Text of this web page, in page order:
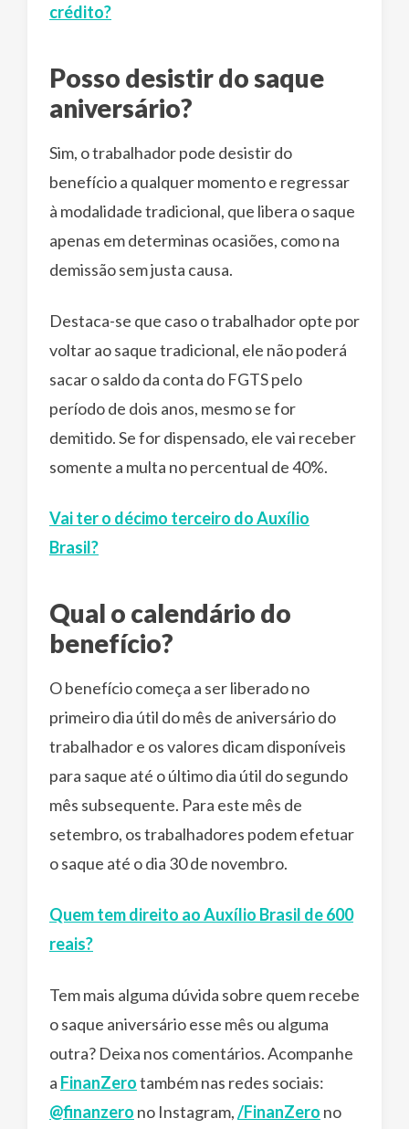
crédito?
Posso desistir do saque
aniversário?
Sim, o trabalhador pode desistir do
benefício a qualquer momento e regressar
à modalidade tradicional, que libera o saque
apenas em determinas ocasiões, como na
demissão sem justa causa.
Destaca-se que caso o trabalhador opte por
voltar ao saque tradicional, ele não poderá
sacar o saldo da conta do FGTS pelo
período de dois anos, mesmo se for
demitido. Se for dispensado, ele vai receber
somente a multa no percentual de 40%.
Vai ter o décimo terceiro do Auxílio
Brasil?
Qual o calendário do
benefício?
O benefício começa a ser liberado no
primeiro dia útil do mês de aniversário do
trabalhador e os valores dicam disponíveis
para saque até o último dia útil do segundo
mês subsequente. Para este mês de
setembro, os trabalhadores podem efetuar
o saque até o dia 30 de novembro.
Quem tem direito ao Auxílio Brasil de 600
reais?
Tem mais alguma dúvida sobre quem recebe
o saque aniversário esse mês ou alguma
outra? Deixa nos comentários. Acompanhe
a FinanZerotambém nas redes sociais:
@finanzero no Instagram,/FinanZero no